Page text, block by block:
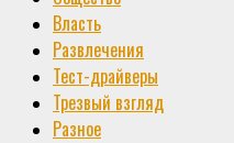
Власть
Развлечения
Тест-драйверы
Трезвый взгляд
Разное